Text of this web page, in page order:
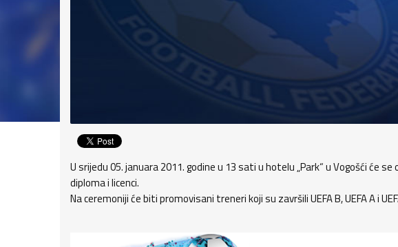
U srijedu 05. januara 2011. godine u 13 sati u hotelu „Park“ u Vogošći će
diploma i licenci.
Na ceremoniji će biti promovisani treneri koji su završili UEFA B, UEFA A i